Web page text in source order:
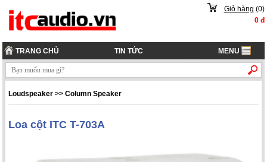
Giỏ hàng (0)
0đ
TRANG CHỦ TIN TỨC MENU
Loudspeaker >>Column Speaker
Loa cột ITC T-703A